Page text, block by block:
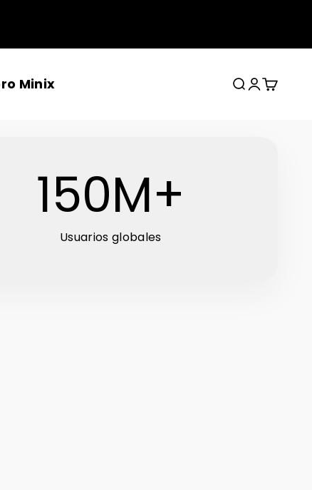
Minix Buscar
Iniciar
Carrito
150M+
Usuarios globales